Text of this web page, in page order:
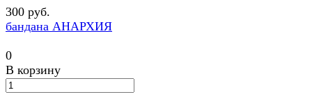
300 руб.
бандана АНАРХИЯ
0
В корзину